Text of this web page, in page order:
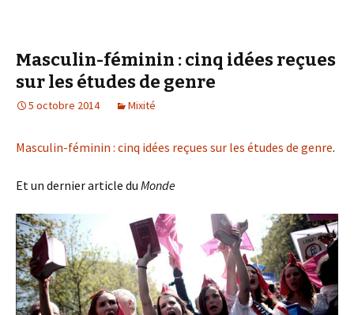
Masculin-féminin : cinq idées reçues
sur les études de genre
5 octobre 2014 Mixité
Masculin-féminin : cinq idées reçues sur les études de genre.
Et un dernier article du Monde